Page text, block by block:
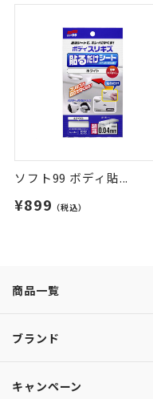
ソフト99 ボディ貼...
¥899 （税込）
商品一覧
ブランド
キャンペーン